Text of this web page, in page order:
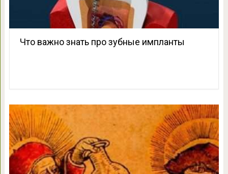
Что важно знать про зубные импланты